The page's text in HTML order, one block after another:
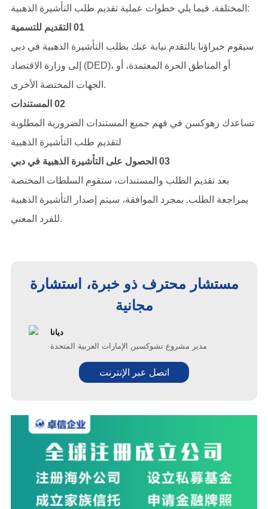
المختلفة. فيما يلي خطوات عملية تقديم طلب التأشيرة الذهبية:
01 التقديم للتسمية
سيقوم خبراؤنا بالتقدم نيابة عنك بطلب التأشيرة الذهبية في دبي
إلى وزارة الاقتصاد (DED)، أو المناطق الحرة المعتمدة، أو
الجهات المختصة الأخرى.
02 المستندات
تساعدك زهوكسن في فهم جميع المستندات الضرورية المطلوبة
لتقديم طلب التأشيرة الذهبية
03 الحصول على التأشيرة الذهبية في دبي
بعد تقديم الطلب والمستندات، ستقوم السلطات المختصة
بمراجعة الطلب. بمجرد الموافقة، سيتم إصدار التأشيرة الذهبية
للفرد المعني.
مستشار محترف ذو خبرة، استشارة
مجانية
ديانا
مدير مشروع تشوكسين الإمارات العربية المتحدة
اتصل عبر الإنترنت